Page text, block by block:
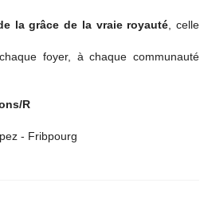
la grâce de la vraie royauté , celle
foyer, à chaque communauté
R
- Fribpourg